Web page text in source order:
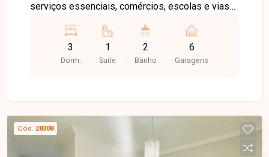
serviços essenciais, comércios, escolas e vias
qualidade de vida aos moradores. A casa possui
aproximadamente 190 m² de área construída em
terreno de 300 m², toda em porcelanato. Conta
com armários, sendo uma suíte com cuba dupla e
ducha autolimpante, além de banheiro social com
armário. A cozinha possui armários, fogão e coifa.
3
Dorm.
1
Suite
2
Banho
6
Garagens
Cód. 28308